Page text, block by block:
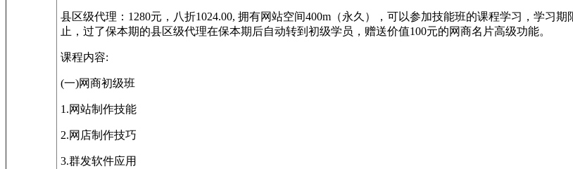
县区级代理：1280元，八折1024.00, 拥有网站空间400m（永久），可以参加技能班的课程学习，学习
止，过了保本期的县区级代理在保本期后自动转到初级学员，赠送价值100元的网商名片高级功能。
课程内容:
(一)网商初级班
1.网站制作技能
2.网店制作技巧
3.群发软件应用